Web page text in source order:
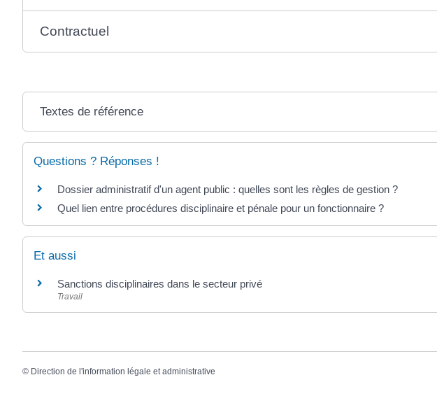
Contractuel
Textes de référence
Questions ? Réponses !
Dossier administratif d'un agent public : quelles sont les règles de gestion ?
Quel lien entre procédures disciplinaire et pénale pour un fonctionnaire ?
Et aussi
Sanctions disciplinaires dans le secteur privé
Travail
© Direction de l'information légale et administrative